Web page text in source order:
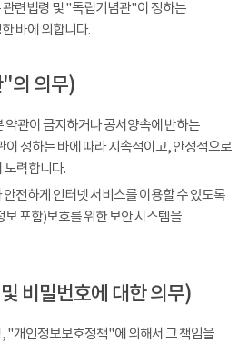
련법령 및 "독립기념관"이 정하는
바에 의합니다.
의 의무)
관이 금지하거나 공서양속에 반하는
이 정하는 바에 따라 지속적이고, 안정적으로
노력합니다.
전하게 인터넷 서비스를 이용할 수 있도록
포함)보호를 위한 보안 시스템을
비밀번호에 대한 의무)
"개인정보보호정책"에 의해서 그 책임을